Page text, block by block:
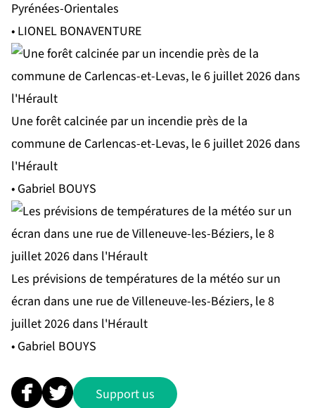
Pyrénées-Orientales
• LIONEL BONAVENTURE
Une forêt calcinée par un incendie près de la
commune de Carlencas-et-Levas, le 6 juillet 2026 dans
l'Hérault
• Gabriel BOUYS
Les prévisions de températures de la météo sur un
écran dans une rue de Villeneuve-les-Béziers, le 8
juillet 2026 dans l'Hérault
• Gabriel BOUYS
Support us